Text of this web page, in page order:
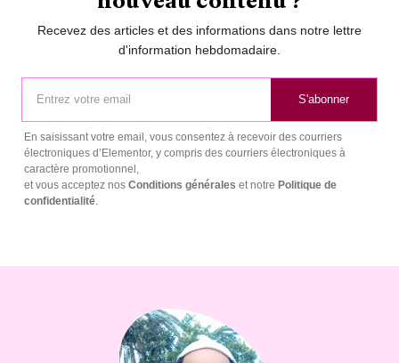
Recevez des articles et des informations dans notre lettre
d'information hebdomadaire.
S'abonner
En saisissant votre email, vous consentez à recevoir des courriers
électroniques d’Elementor, y compris des courriers électroniques à
caractère promotionnel,
et vous acceptez nos Conditions générales et notre Politique de
confidentialité.